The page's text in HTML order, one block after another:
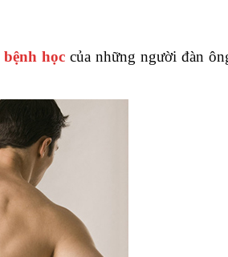
bệnh học của những người đàn